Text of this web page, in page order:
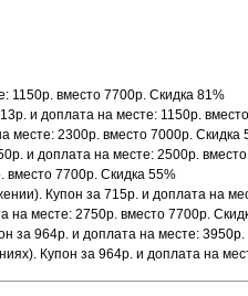
1150р. вместо 7700р. Скидка 81%
и доплата на месте: 1150р.
месте: 2300р. вместо 7000р. Скидка
и доплата на месте: 2500р.
вместо 7700р. Скидка 55%
Купон за 715р. и доплата на
на месте: 2750р. вместо 7700р.
за 964р. и доплата на месте:
Купон за 964р. и доплата на